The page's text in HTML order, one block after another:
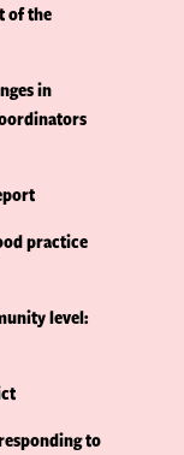
of the
in
practice
level:
to